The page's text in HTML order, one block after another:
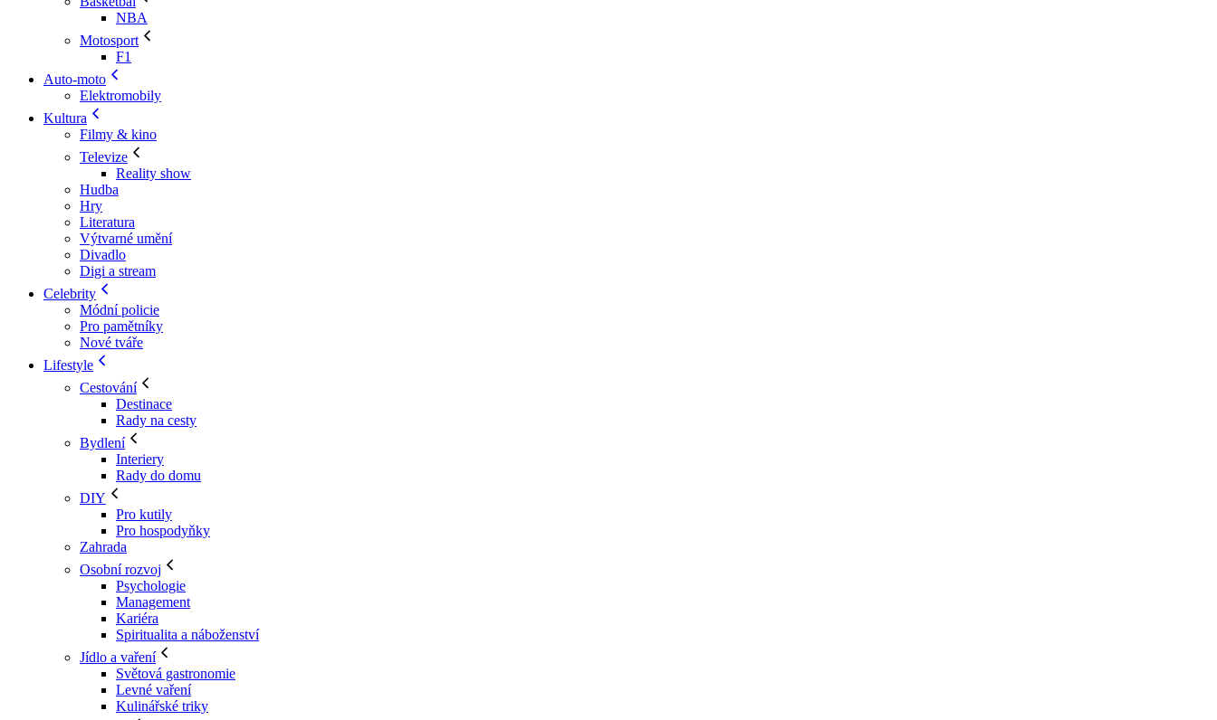
NBA
Motosport
F1
Auto-moto
Elektromobily
Kultura
Filmy & kino
Televize
Reality show
Hudba
Hry
Literatura
Výtvarné umění
Divadlo
Digi a stream
Celebrity
Módní policie
Pro pamětníky
Nové tváře
Lifestyle
Cestování
Destinace
Rady na cesty
Bydlení
Interiery
Rady do domu
DIY
Pro kutily
Pro hospodyňky
Zahrada
Osobní rozvoj
Psychologie
Management
Kariéra
Spiritualita a náboženství
Jídlo a vaření
Světová gastronomie
Levné vaření
Kulinářské triky